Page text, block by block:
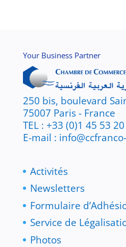
Your Business Partner
250 bis, boulevard
75007 Paris - France
TEL : +33 (0)1 45 53
E-mail :
Activités
Newsletters
Formulaire
Service de
Photos